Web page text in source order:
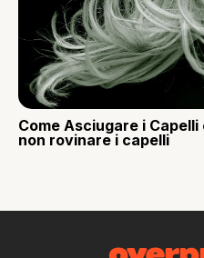
Come Asciugare i Capelli
non rovinare i capelli